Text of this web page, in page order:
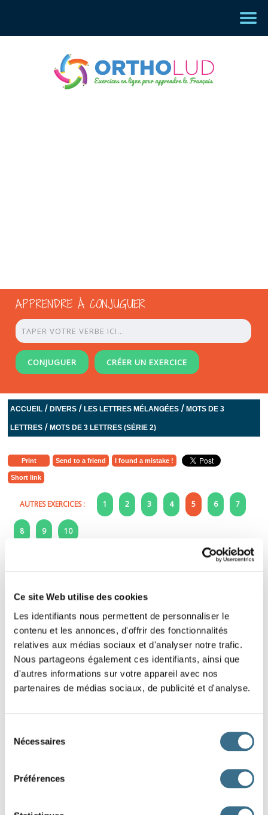
Ce site Web utilise des cookies
Les identifiants nous permettent de personnaliser le
contenu et les annonces, d'offrir des fonctionnalités
relatives aux médias sociaux et d'analyser notre trafic.
Nous partageons également ces identifiants, ainsi que
d'autres informations sur votre appareil avec nos
partenaires de médias sociaux, de publicité et d'analyse.
Nécessaires
Préférences
APPRENDRE À CONJUGUER
CONJUGUER CRÉER UN EXERCICE
ACCUEIL /DIVERS /LES LETTRES MÉLANGÉES /MOTS DE 3
LETTRES /MOTS DE 3 LETTRES (SÉRIE 2)
Print Send to a friend I found a mistake !
Short link
AUTRES EXERCICES : 1 2 3 4 5 6 7
8 9 10
Replace dans le bon ordre les lettres de ce
mot.
Indice : Direction
U